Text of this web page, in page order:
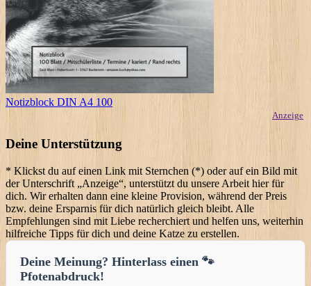
Notizblock DIN A4 100
Anzeige
Deine Unterstützung
* Klickst du auf einen Link mit Sternchen (*) oder auf ein Bild mit
der Unterschrift „Anzeige“, unterstützt du unsere Arbeit hier für
dich. Wir erhalten dann eine kleine Provision, während der Preis
bzw. deine Ersparnis für dich natürlich gleich bleibt. Alle
Empfehlungen sind mit Liebe recherchiert und helfen uns, weiterhin
hilfreiche Tipps für dich und deine Katze zu erstellen.